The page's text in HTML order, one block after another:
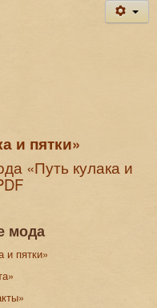
и пятки»
«Путь кулака и
мода
и пятки»